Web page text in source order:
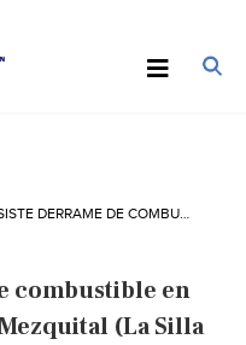
combustible en
(La Silla